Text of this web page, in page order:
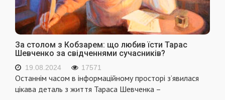
За столом з Кобзарем: що любив їсти Тарас
Шевченко за свідченнями сучасників?
19.08.2024 17571
Останнім часом в інформаційному просторі з’явилася
цікава деталь з життя Тараса Шевченка –